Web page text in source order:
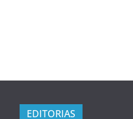
EDITORIAS